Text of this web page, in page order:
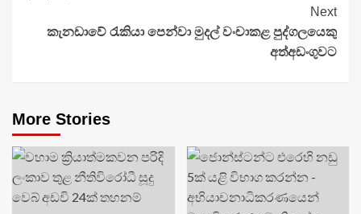
Next
කැනඩාවේ රැකියා පෙන්වා මුදල් වංචාකළ පුද්ගලයෙකු
අත්අඩංගුවට
More Stories